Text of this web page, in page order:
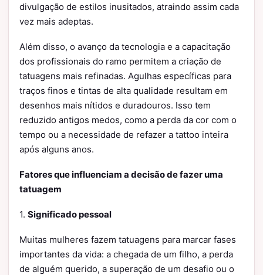
divulgação de estilos inusitados, atraindo assim cada
vez mais adeptas.
Além disso, o avanço da tecnologia e a capacitação
dos profissionais do ramo permitem a criação de
tatuagens mais refinadas. Agulhas específicas para
traços finos e tintas de alta qualidade resultam em
desenhos mais nítidos e duradouros. Isso tem
reduzido antigos medos, como a perda da cor com o
tempo ou a necessidade de refazer a tattoo inteira
após alguns anos.
Fatores que influenciam a decisão de fazer uma
tatuagem
1. Significado pessoal
Muitas mulheres fazem tatuagens para marcar fases
importantes da vida: a chegada de um filho, a perda
de alguém querido, a superação de um desafio ou o